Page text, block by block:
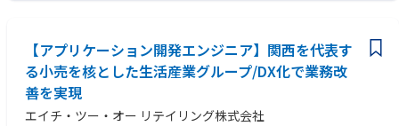
・チケット管理（SENJU M-Plats）によるユーザー対応
【アプリケーション開発エンジニア】関西を代表す
る小売を核とした生活産業グループ/DX化で業務改
善を実現
エイチ・ツー・オー リテイリング株式会社